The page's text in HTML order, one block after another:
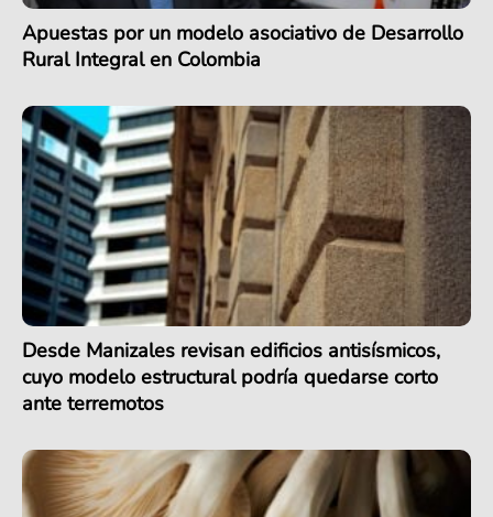
Apuestas por un modelo asociativo de Desarrollo
Rural Integral en Colombia
Desde Manizales revisan edificios antisísmicos,
cuyo modelo estructural podría quedarse corto
ante terremotos